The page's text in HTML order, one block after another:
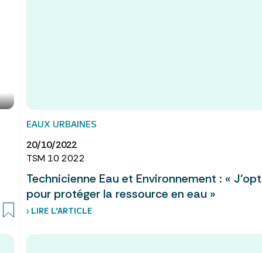
EAUX URBAINES
20/10/2022
TSM 10 2022
Technicienne Eau et Environnement : «
pour protéger la ressource en eau »
› LIRE L’ARTICLE